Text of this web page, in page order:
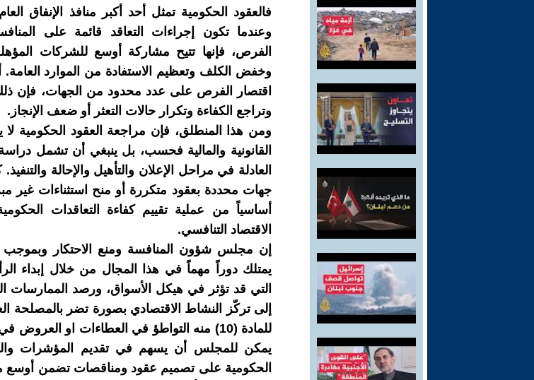
فالعقود الحكومية تمثل أحد أكبر منافذ الإنفاق
وعندما تكون إجراءات التعاقد قائمة على
الفرص، فإنها تتيح مشاركة أوسع للشركات
وخفض الكلف وتعظيم الاستفادة من الموارد
اقتصار الفرص على عدد محدود من الجهات، فإن ذلك
وتراجع الكفاءة وتكرار حالات التعثر أو ضعف الإنجاز.
ومن هذا المنطلق، فإن مراجعة العقود الحكومية
القانونية والمالية فحسب، بل ينبغي أن تشمل
العادلة في مراحل الإعلان والتأهيل والإحالة
جهات محددة بعقود متكررة أو منح استثناءات غير
أساسياً من عملية تقييم كفاءة التعاقدات
الاقتصاد التنافسي.
يمتلك دوراً مهماً في هذا المجال من خلال إبداء
التي قد تؤثر في هيكل الأسواق، ورصد الممارسات
إلى تركّز النشاط الاقتصادي بصورة تضر بالمصلحة
للمادة (10) منه التواطؤ في العطاءات او
يمكن للمجلس أن يسهم في تقديم المؤشرات
الحكومية على تصميم عقود ومناقصات تضمن أوسع